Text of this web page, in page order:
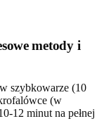
metody i
szybkowarze (10
(w
12 minut na pełnej